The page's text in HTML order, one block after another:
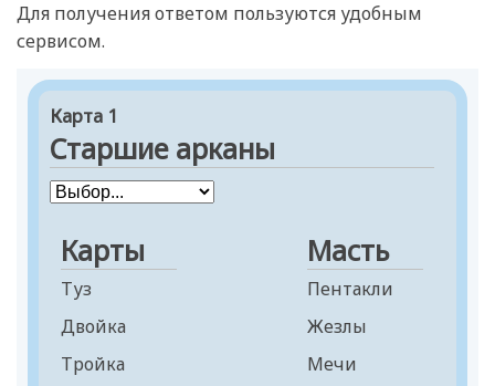
Для получения ответом пользуются удобным
сервисом.
Карта 1
Старшие арканы
Карты
Туз
Двойка
Тройка
Масть
Пентакли
Жезлы
Мечи